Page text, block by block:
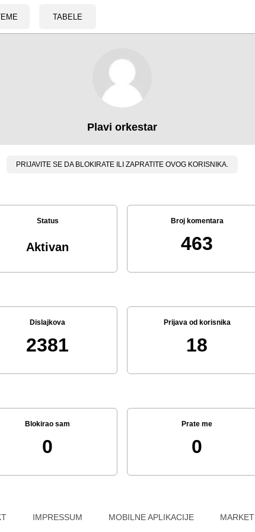
TABELE
Plavi orkestar
PRIJAVITE SE DA BLOKIRATE ILI ZAPRATITE OVOG KORISNIKA.
Status
Aktivan
Broj komentara
463
Dislajkova
2381
Prijava od korisnika
18
Blokirao sam
0
Prate me
0
IMPRESSUM MOBILNE APLIKACIJE